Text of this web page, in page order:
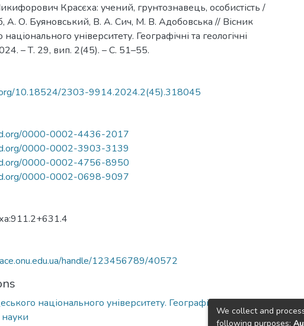
Красєха: учений, грунтознавець, особистість /
А. О. Буяновський, В. А. Сич, М. В. Адобовська // Вісник
університету. Географічні та геологічні
– Т. 29, вип. 2(45). – С. 51–55.
10.18524/2303-9914.2024.2(45).318045
0000-0002-4436-2017
0000-0002-3903-3139
0000-0002-4756-8950
0000-0002-0698-9097
handle/123456789/40572
національного університету. Географічні та
науки
We collect and
following purposes: